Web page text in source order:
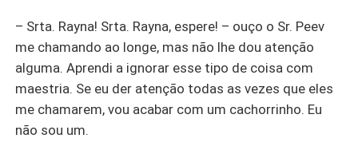
– Srta. Rayna! Srta. Rayna, espere! – ouço o Sr. Peev
me chamando ao longe, mas não lhe dou atenção
alguma. Aprendi a ignorar esse tipo de coisa com
maestria. Se eu der atenção todas as vezes que eles
me chamarem, vou acabar com um cachorrinho. Eu
não sou um.